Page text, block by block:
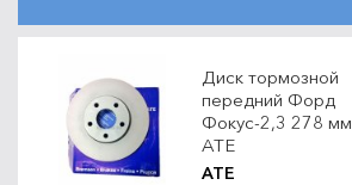
Диск тормозной
передний Форд
Фокус-2,3 278 мм
ATE
ATE